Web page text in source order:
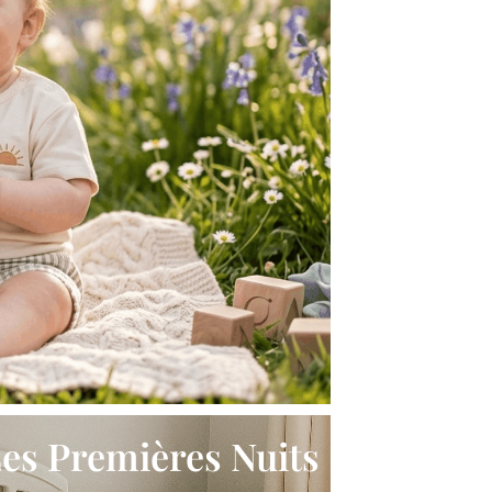
Premières Nuits